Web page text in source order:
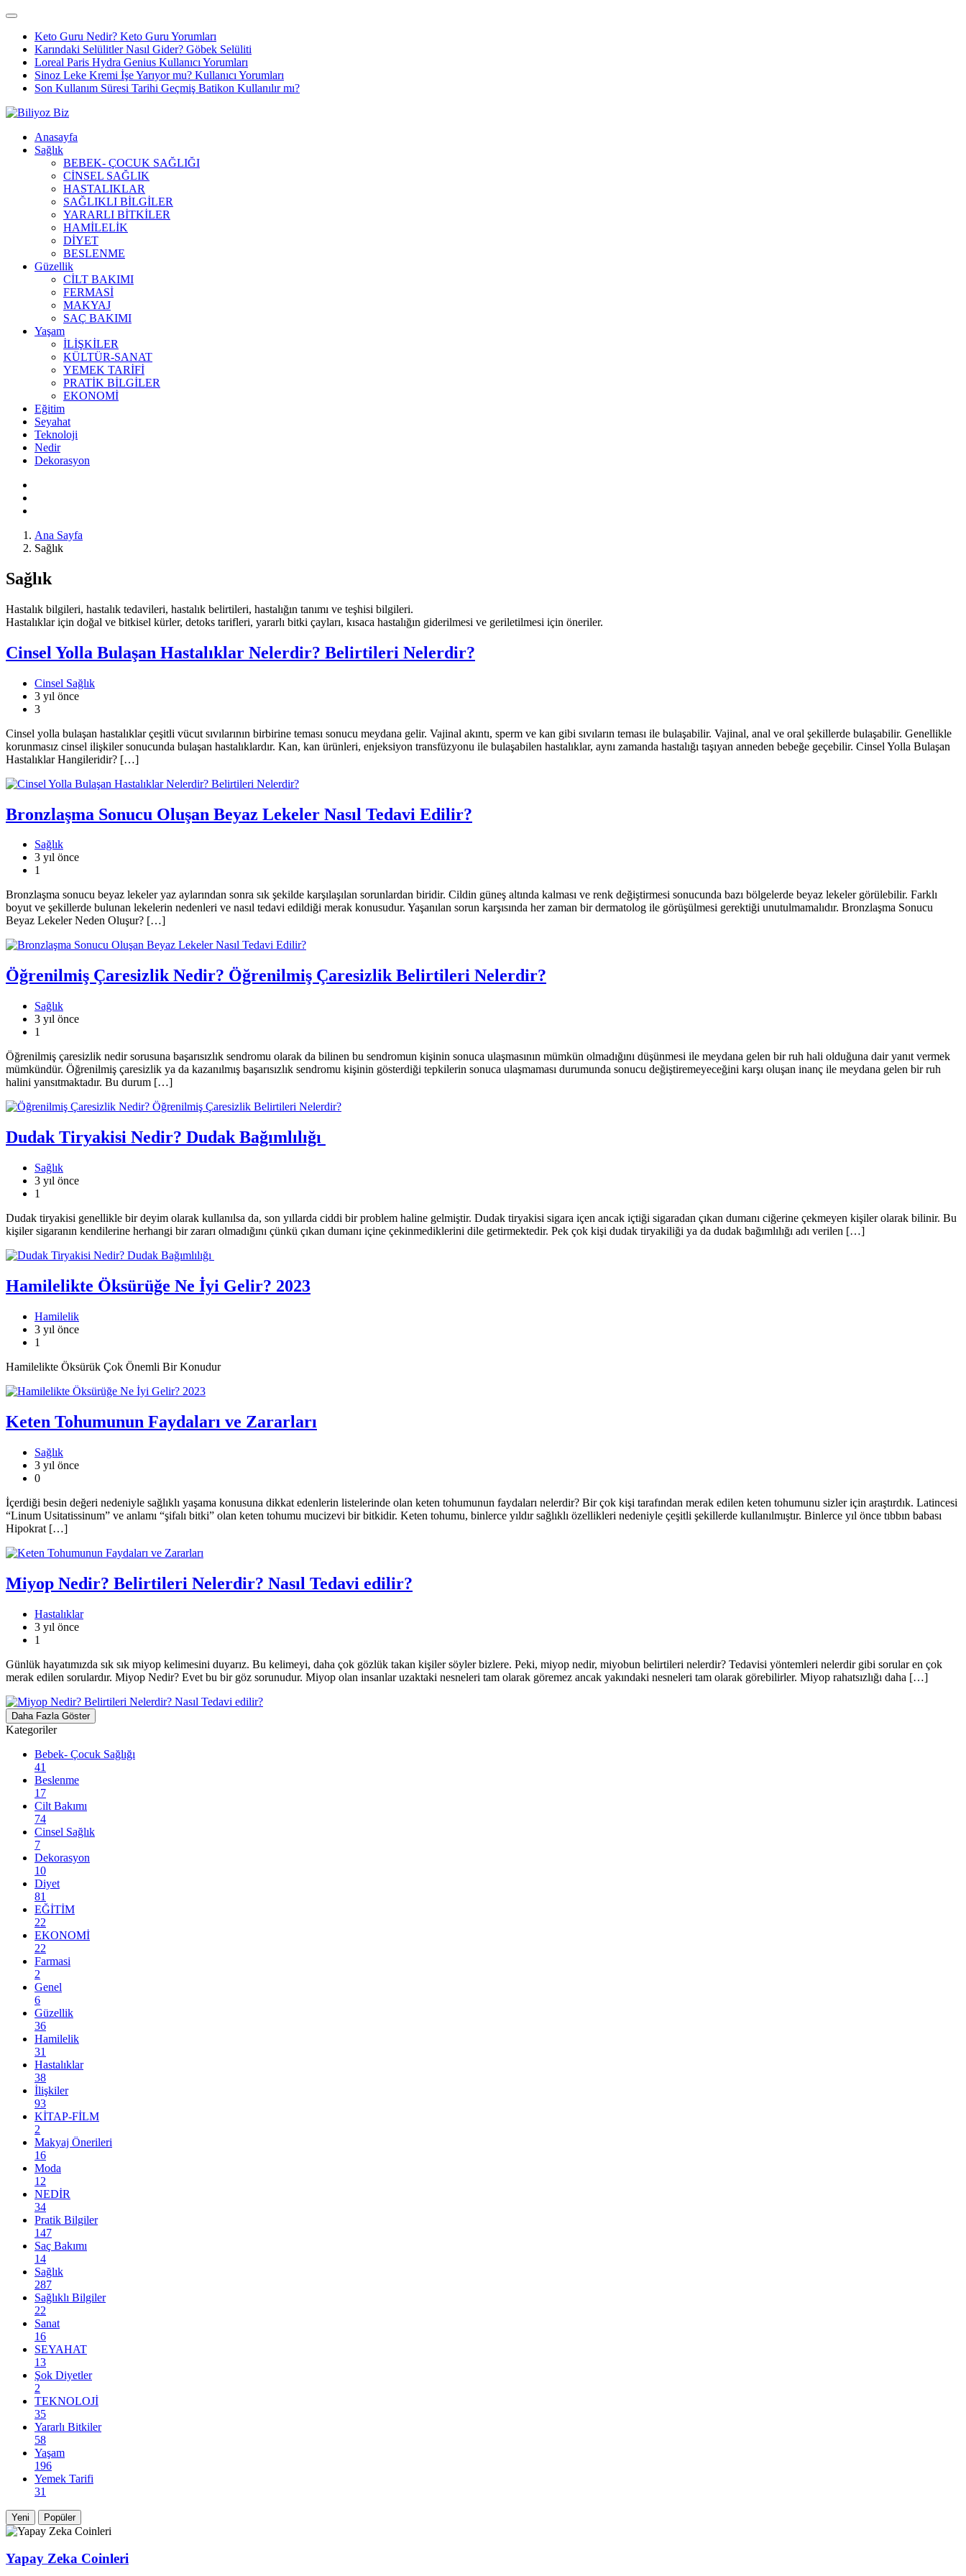
Keto Guru Nedir? Keto Guru Yorumları
Karındaki Selülitler Nasıl Gider? Göbek Selüliti
Loreal Paris Hydra Genius Kullanıcı Yorumları
Sinoz Leke Kremi İşe Yarıyor mu? Kullanıcı Yorumları
Son Kullanım Süresi Tarihi Geçmiş Batikon Kullanılır mı?
Anasayfa
Sağlık
BEBEK- ÇOCUK SAĞLIĞI
CİNSEL SAĞLIK
HASTALIKLAR
SAĞLIKLI BİLGİLER
YARARLI BİTKİLER
HAMİLELİK
DİYET
BESLENME
Güzellik
CİLT BAKIMI
FERMASİ
MAKYAJ
SAÇ BAKIMI
Yaşam
İLİŞKİLER
KÜLTÜR-SANAT
YEMEK TARİFİ
PRATİK BİLGİLER
EKONOMİ
Eğitim
Seyahat
Teknoloji
Nedir
Dekorasyon
Ana Sayfa
Sağlık
Sağlık
Hastalık bilgileri, hastalık tedavileri, hastalık belirtileri, hastalığın tanımı ve teşhisi bilgileri.
Hastalıklar için doğal ve bitkisel kürler, detoks tarifleri, yararlı bitki çayları, kısaca hastalığın giderilmesi ve geriletilmesi için öneriler.
Cinsel Yolla Bulaşan Hastalıklar Nelerdir? Belirtileri Nelerdir?
Cinsel Sağlık
3 yıl önce
3
Cinsel yolla bulaşan hastalıklar çeşitli vücut sıvılarının birbirine teması sonucu meydana gelir. Vajinal akıntı, sperm ve kan gibi sıvıların teması ile bulaşabilir. Vajinal, anal ve oral şekillerde bulaşabilir. Genellikle
korunmasız cinsel ilişkiler sonucunda bulaşan hastalıklardır. Kan, kan ürünleri, enjeksiyon transfüzyonu ile bulaşabilen hastalıklar, aynı zamanda hastalığı taşıyan anneden bebeğe geçebilir. Cinsel Yolla Bulaşan
Hastalıklar Hangileridir? […]
Bronzlaşma Sonucu Oluşan Beyaz Lekeler Nasıl Tedavi Edilir?
Sağlık
3 yıl önce
1
Bronzlaşma sonucu beyaz lekeler yaz aylarından sonra sık şekilde karşılaşılan sorunlardan biridir. Cildin güneş altında kalması ve renk değiştirmesi sonucunda bazı bölgelerde beyaz lekeler görülebilir. Farklı
boyut ve şekillerde bulunan lekelerin nedenleri ve nasıl tedavi edildiği merak konusudur. Yaşanılan sorun karşısında her zaman bir dermatolog ile görüşülmesi gerektiği unutulmamalıdır. Bronzlaşma Sonucu
Beyaz Lekeler Neden Oluşur? […]
Öğrenilmiş Çaresizlik Nedir? Öğrenilmiş Çaresizlik Belirtileri Nelerdir?
Sağlık
3 yıl önce
1
Öğrenilmiş çaresizlik nedir sorusuna başarısızlık sendromu olarak da bilinen bu sendromun kişinin sonuca ulaşmasının mümkün olmadığını düşünmesi ile meydana gelen bir ruh hali olduğuna dair yanıt vermek
mümkündür. Öğrenilmiş çaresizlik ya da kazanılmış başarısızlık sendromu kişinin gösterdiği tepkilerin sonuca ulaşmaması durumunda sonucu değiştiremeyeceğini karşı oluşan inanç ile meydana gelen bir ruh
halini yansıtmaktadır. Bu durum […]
Dudak Tiryakisi Nedir? Dudak Bağımlılığı
Sağlık
3 yıl önce
1
Dudak tiryakisi genellikle bir deyim olarak kullanılsa da, son yıllarda ciddi bir problem haline gelmiştir. Dudak tiryakisi sigara içen ancak içtiği sigaradan çıkan dumanı ciğerine çekmeyen kişiler olarak bilinir. Bu
kişiler sigaranın kendilerine herhangi bir zararı olmadığını çünkü çıkan dumanı içine çekinmediklerini dile getirmektedir. Pek çok kişi dudak tiryakiliği ya da dudak bağımlılığı adı verilen […]
Hamilelikte Öksürüğe Ne İyi Gelir? 2023
Hamilelik
3 yıl önce
1
Hamilelikte Öksürük Çok Önemli Bir Konudur
Keten Tohumunun Faydaları ve Zararları
Sağlık
3 yıl önce
0
İçerdiği besin değeri nedeniyle sağlıklı yaşama konusuna dikkat edenlerin listelerinde olan keten tohumunun faydaları nelerdir? Bir çok kişi tarafından merak edilen keten tohumunu sizler için araştırdık. Latincesi
“Linum Usitatissinum” ve anlamı “şifalı bitki” olan keten tohumu mucizevi bir bitkidir. Keten tohumu, binlerce yıldır sağlıklı özellikleri nedeniyle çeşitli şekillerde kullanılmıştır. Binlerce yıl önce tıbbın babası
Hipokrat […]
Miyop Nedir? Belirtileri Nelerdir? Nasıl Tedavi edilir?
Hastalıklar
3 yıl önce
1
Günlük hayatımızda sık sık miyop kelimesini duyarız. Bu kelimeyi, daha çok gözlük takan kişiler söyler bizlere. Peki, miyop nedir, miyobun belirtileri nelerdir? Tedavisi yöntemleri nelerdir gibi sorular en çok
merak edilen sorulardır. Miyop Nedir? Evet bu bir göz sorunudur. Miyop olan insanlar uzaktaki nesneleri tam olarak göremez ancak yakındaki nesneleri tam olarak görebilirler. Miyop rahatsızlığı daha […]
Daha Fazla Göster
Kategoriler
Bebek- Çocuk Sağlığı
41
Beslenme
17
Cilt Bakımı
74
Cinsel Sağlık
7
Dekorasyon
10
Diyet
81
EĞİTİM
22
EKONOMİ
22
Farmasi
2
Genel
6
Güzellik
36
Hamilelik
31
Hastalıklar
38
İlişkiler
93
KİTAP-FİLM
2
Makyaj Önerileri
16
Moda
12
NEDİR
34
Pratik Bilgiler
147
Saç Bakımı
14
Sağlık
287
Sağlıklı Bilgiler
22
Sanat
16
SEYAHAT
13
Şok Diyetler
2
TEKNOLOJİ
35
Yararlı Bitkiler
58
Yaşam
196
Yemek Tarifi
31
Yeni Popüler
Yapay Zeka Coinleri